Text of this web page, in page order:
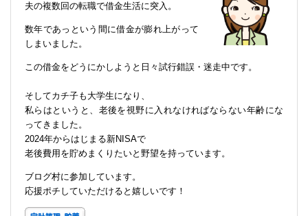
夫の複数回の転職で借金生活に突入。
数年であっという間に借金が膨れ上がって
しまいました。
この借金をどうにかしようと日々試行錯誤・迷走中です。
そしてカチ子も大学生になり、
私らはというと、老後を視野に入れなければならない年齢にな
ってきました。
2024年からはじまる新NISAで
老後費用を貯めまくりたいと野望を持っています。
ブログ村に参加しています。
応援ポチしていただけると嬉しいです！